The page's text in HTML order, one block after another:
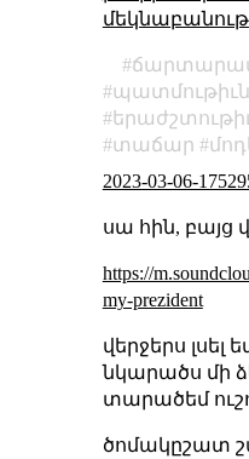
պատմութիւն
տաճար
2023-03-06-
սա հին, բայց
https://
my-prezident
վերջերս լսել
նկարածս մի
տարածեմ
ծոմակըշատ